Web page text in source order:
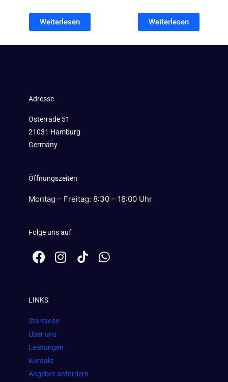
Weiterlesen Weiterlesen
Adresse
Osterrade 51
21031 Hamburg
Germany
Öffnungszeiten
Montag – Freitag: 8:30 – 18:00 Uhr
Folge uns auf
F
a
b
o
o
k
I
n
m
W
h
LINKS
Startseite
Über uns
Leistungen
Kontakt
Angebot anfordern